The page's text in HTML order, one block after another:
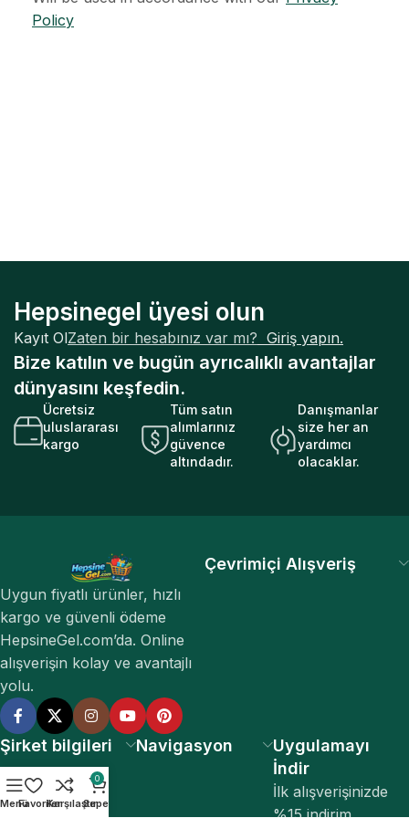
Policy
Hepsinegel üyesi olun
Kayıt OlZaten bir hesabınız var mı? Giriş yapın.
Bize katılın ve bugün ayrıcalıklı avantajlar
dünyasını keşfedin.
Ücretsiz
uluslararası
kargo
Tüm satın
alımlarınız
güvence
altındadır.
Danışmanlar
size her an
yardımcı
olacaklar.
Uygun fiyatlı ürünler, hızlı
kargo ve güvenli ödeme
HepsineGel.com’da. Online
alışverişin kolay ve avantajlı
yolu.
Çevrimiçi Alışveriş
Şirket bilgileri Navigasyon
Uygulamayı
İndir
İlk alışverişinizde
MenüFavorilerKarşılaştır
0
Sepet